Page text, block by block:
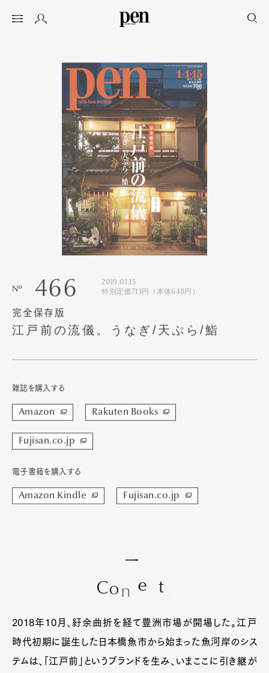
Nº 466
2019.01.15
特別定価713円（本体648円）
完全保存版
江戸前の流儀。うなぎ/天ぷら/鮨
雑誌を購入する
Amazon Rakuten Books
Fujisan.co.jp
電子書籍を購入する
Amazon Kindle Fujisan.co.jp
Co e nt
2018年10月、紆余曲折を経て豊洲市場が開場した。江戸
時代初期に誕生した日本橋魚市から始まった魚河岸のシス
テムは、「江戸前」というブランドを生み、いまここに引き継が